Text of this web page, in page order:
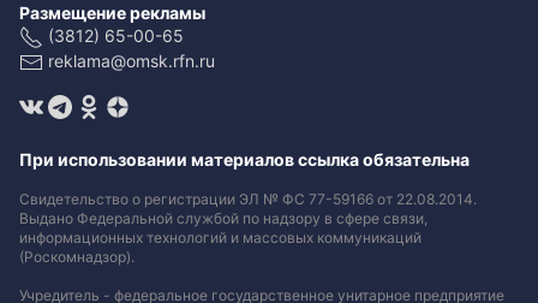
Размещение рекламы
(3812) 65-00-65
reklama@omsk.rfn.ru
При использовании материалов ссылка обязательна
Свидетельство о регистрации ЭЛ № ФС 77-59166 от 22.08.2014.
Выдано Федеральной службой по надзору в сфере связи,
информационных технологий и массовых коммуникаций
(Роскомнадзор).
Учредитель - федеральное государственное унитарное предприятие